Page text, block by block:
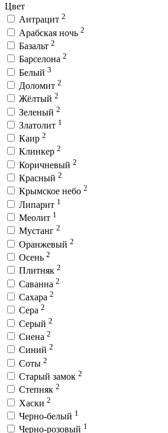
Цвет
Антрацит 2
Арабская ночь 2
Базальт 2
Барселона 2
Белый 3
Доломит 2
Жёлтый 2
Зеленый 2
Златолит 1
Каир 2
Клинкер 2
Коричневый 2
Красный 2
Крымское небо 2
Липарит 1
Меолит 1
Мустанг 2
Оранжевый 2
Осень 2
Плитняк 2
Саванна 2
Сахара 2
Сера 2
Серый 2
Сиена 2
Синий 2
Соты 2
Старый замок 2
Степняк 2
Хаски 2
Черно-белый 1
Черно-розовый 1